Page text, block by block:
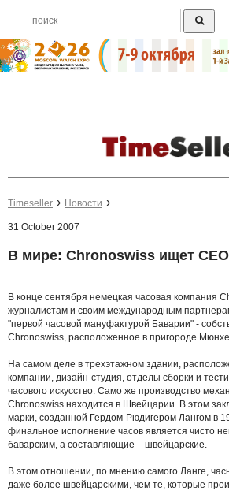
Timeseller Новости
31 October 2007
В мире: Chronoswiss ищет СЕО
В конце сентября немецкая часовая компания
журналистам и своим международным
"первой часовой мануфактурой Баварии" -
Chronoswiss, расположенное в пригороде
На самом деле в трехэтажном здании,
компании, дизайн-студия, отделы сборки и
часового искусство. Само же производство
Chronoswiss находится в Швейцарии. В этом
марки, созданной Гердом-Рюдигером Лангом в
финальное исполнение часов является чисто
баварским, а составляющие – швейцарские.
В этом отношении, по мнению самого Ланге,
даже более швейцарскими, чем те, которые